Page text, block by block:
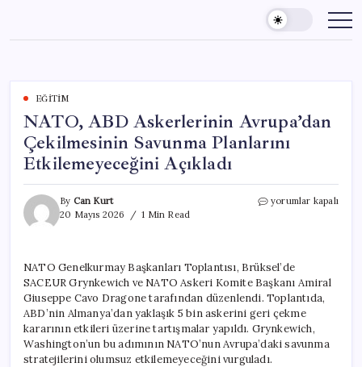
content
EĞITIM
NATO, ABD Askerlerinin Avrupa’dan
Çekilmesinin Savunma Planlarını
Etkilemeyeceğini Açıkladı
By Can Kurt
20 Mayıs 2026
1 Min Read
NATO,
Savunma
Planlarını
Etkilemeyeceğini
Açıkladı
için
yorumlar kapalı
NATO Genelkurmay Başkanları Toplantısı, Brüksel’de
SACEUR Grynkewich ve NATO Askeri Komite Başkanı Amiral
Giuseppe Cavo Dragone tarafından düzenlendi. Toplantıda,
ABD’nin Almanya’dan yaklaşık 5 bin askerini geri çekme
kararının etkileri üzerine tartışmalar yapıldı. Grynkewich,
Washington’un bu adımının NATO’nun Avrupa’daki savunma
stratejilerini olumsuz etkilemeyeceğini vurguladı.